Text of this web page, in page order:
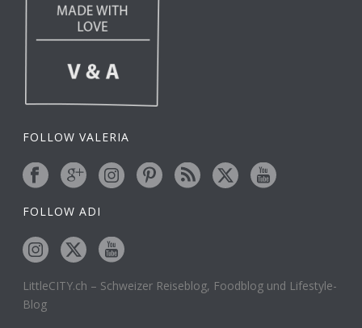
FOLLOW VALERIA
FOLLOW ADI
LittleCITY.ch – Schweizer Reiseblog, Foodblog und Lifestyle-
Blog